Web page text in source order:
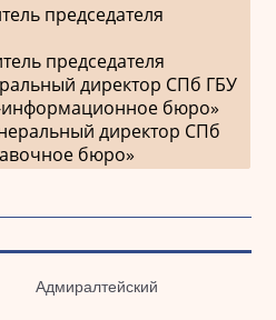
председателя
председателя
директор СПб ГБУ
информационное бюро»
директор СПб
бюро»
Адмиралтейский